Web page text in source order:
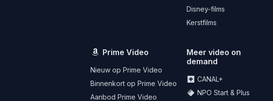
Disney-films
Kerstfilms
Prime Video
Nieuw op Prime Video
Binnenkort op Prime Video
Aanbod Prime Video
Meer video on
demand
CANAL+
NPO Start & Plus